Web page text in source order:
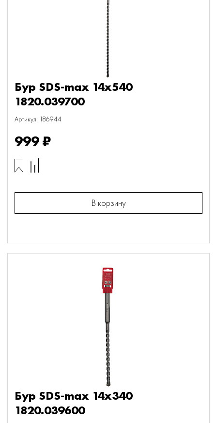
Бур SDS-max 14х540
1820.039700
Артикул: 186944
999 ₽
В корзину
Бур SDS-max 14х340
1820.039600